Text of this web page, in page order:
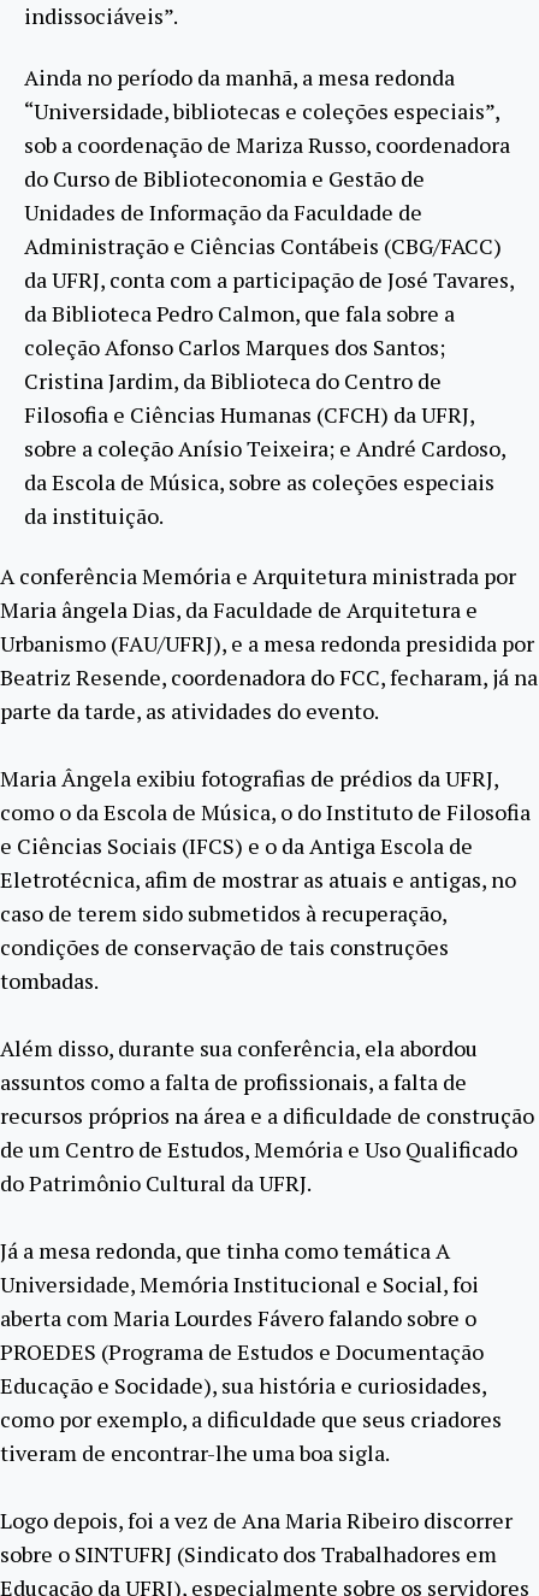
indissociáveis”.
Ainda no período da manhã, a mesa redonda
“Universidade, bibliotecas e coleções especiais”,
sob a coordenação de Mariza Russo, coordenadora
do Curso de Biblioteconomia e Gestão de
Unidades de Informação da Faculdade de
Administração e Ciências Contábeis (CBG/FACC)
da UFRJ, conta com a participação de José Tavares,
da Biblioteca Pedro Calmon, que fala sobre a
coleção Afonso Carlos Marques dos Santos;
Cristina Jardim, da Biblioteca do Centro de
Filosofia e Ciências Humanas (CFCH) da UFRJ,
sobre a coleção Anísio Teixeira; e André Cardoso,
da Escola de Música, sobre as coleções especiais
da instituição.
A conferência Memória e Arquitetura ministrada por
Maria ângela Dias, da Faculdade de Arquitetura e
Urbanismo (FAU/UFRJ), e a mesa redonda presidida por
Beatriz Resende, coordenadora do FCC, fecharam, já na
parte da tarde, as atividades do evento.
Maria Ângela exibiu fotografias de prédios da UFRJ,
como o da Escola de Música, o do Instituto de Filosofia
e Ciências Sociais (IFCS) e o da Antiga Escola de
Eletrotécnica, afim de mostrar as atuais e antigas, no
caso de terem sido submetidos à recuperação,
condições de conservação de tais construções
tombadas.
Além disso, durante sua conferência, ela abordou
assuntos como a falta de profissionais, a falta de
recursos próprios na área e a dificuldade de construção
de um Centro de Estudos, Memória e Uso Qualificado
do Patrimônio Cultural da UFRJ.
Já a mesa redonda, que tinha como temática A
Universidade, Memória Institucional e Social, foi
aberta com Maria Lourdes Fávero falando sobre o
PROEDES (Programa de Estudos e Documentação
Educação e Socidade), sua história e curiosidades,
como por exemplo, a dificuldade que seus criadores
tiveram de encontrar-lhe uma boa sigla.
Logo depois, foi a vez de Ana Maria Ribeiro discorrer
sobre o SINTUFRJ (Sindicato dos Trabalhadores em
Educação da UFRJ), especialmente sobre os servidores